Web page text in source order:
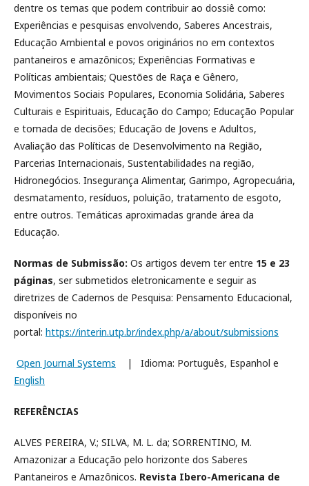
dentre os temas que podem contribuir ao dossiê como:
Experiências e pesquisas envolvendo, Saberes Ancestrais,
Educação Ambiental e povos originários no em contextos
pantaneiros e amazônicos; Experiências Formativas e
Políticas ambientais; Questões de Raça e Gênero,
Movimentos Sociais Populares, Economia Solidária, Saberes
Culturais e Espirituais, Educação do Campo; Educação Popular
e tomada de decisões; Educação de Jovens e Adultos,
Avaliação das Políticas de Desenvolvimento na Região,
Parcerias Internacionais, Sustentabilidades na região,
Hidronegócios. Insegurança Alimentar, Garimpo, Agropecuária,
desmatamento, resíduos, poluição, tratamento de esgoto,
entre outros. Temáticas aproximadas grande área da
Educação.
Normas de Submissão: Os artigos devem ter entre 15 e 23
páginas, ser submetidos eletronicamente e seguir as
diretrizes de Cadernos de Pesquisa: Pensamento Educacional,
disponíveis no
portal: https://interin.utp.br/index.php/a/about/submissions
Open Journal Systems | Idioma: Português, Espanhol e
English
REFERÊNCIAS
ALVES PEREIRA, V.; SILVA, M. L. da; SORRENTINO, M.
Amazonizar a Educação pelo horizonte dos Saberes
Pantaneiros e Amazônicos. Revista Ibero-Americana de